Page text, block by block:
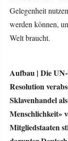
Gelegenheit
werden können,
Welt braucht.
Aufbau | Die
Resolution
Sklavenhandel
Menschlichkeit»
Mitgliedstaaten